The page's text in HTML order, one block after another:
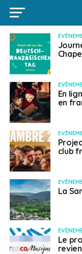
En
en
club
La
Le